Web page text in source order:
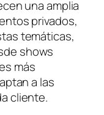
⁤una amplia
privados,
temáticas,
shows
más
a las
cliente.